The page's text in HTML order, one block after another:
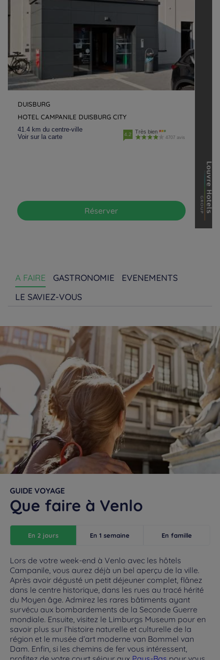
DUISBURG
HOTEL CAMPANILE DUISBURG CITY
41.4 km du centre-ville
Voir sur la carte
4.2 Très bien
4707 avis
Réserver
A FAIRE GASTRONOMIE
EVENEMENTS
LE SAVIEZ-VOUS
GUIDE VOYAGE
Que faire à Venlo
En 2 jours En 1 semaine En famille
Lors de votre week-end à Venlo avec les hôtels
Campanile, vous aurez déjà un bel aperçu de la ville.
Après avoir dégusté un petit déjeuner complet, flânez
dans le centre historique, dans les rues au tracé hérité
du Moyen âge. Admirez les rares bâtiments ayant
survécu aux bombardements de la Seconde Guerre
mondiale. Ensuite, visitez le Limburgs Museum pour en
savoir plus sur l’histoire naturelle et culturelle de la
région et le musée d’art moderne van Bommel van
Dam. Enfin, si les chemins de fer vous intéressent,